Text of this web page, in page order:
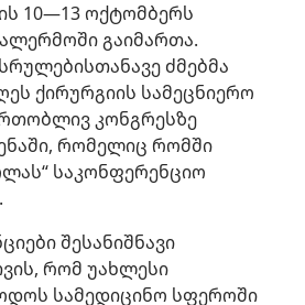
10—13 ოქტომბერს
გაიმართა.
ძმებმა
ქირურგიის სამეცნიერო
კონგრესზე
რომელიც რომში
საკონფერენციო
შესანიშნავი
რომ უახლესი
სამედიცინო სფეროში